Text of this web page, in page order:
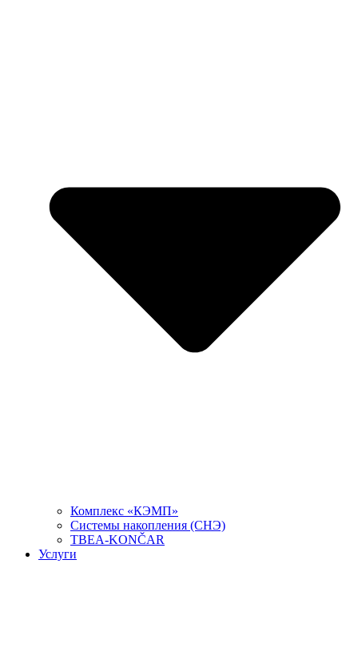
Комплекс «КЭМП»
Системы накопления (СНЭ)
TBEA-KONČAR
Услуги